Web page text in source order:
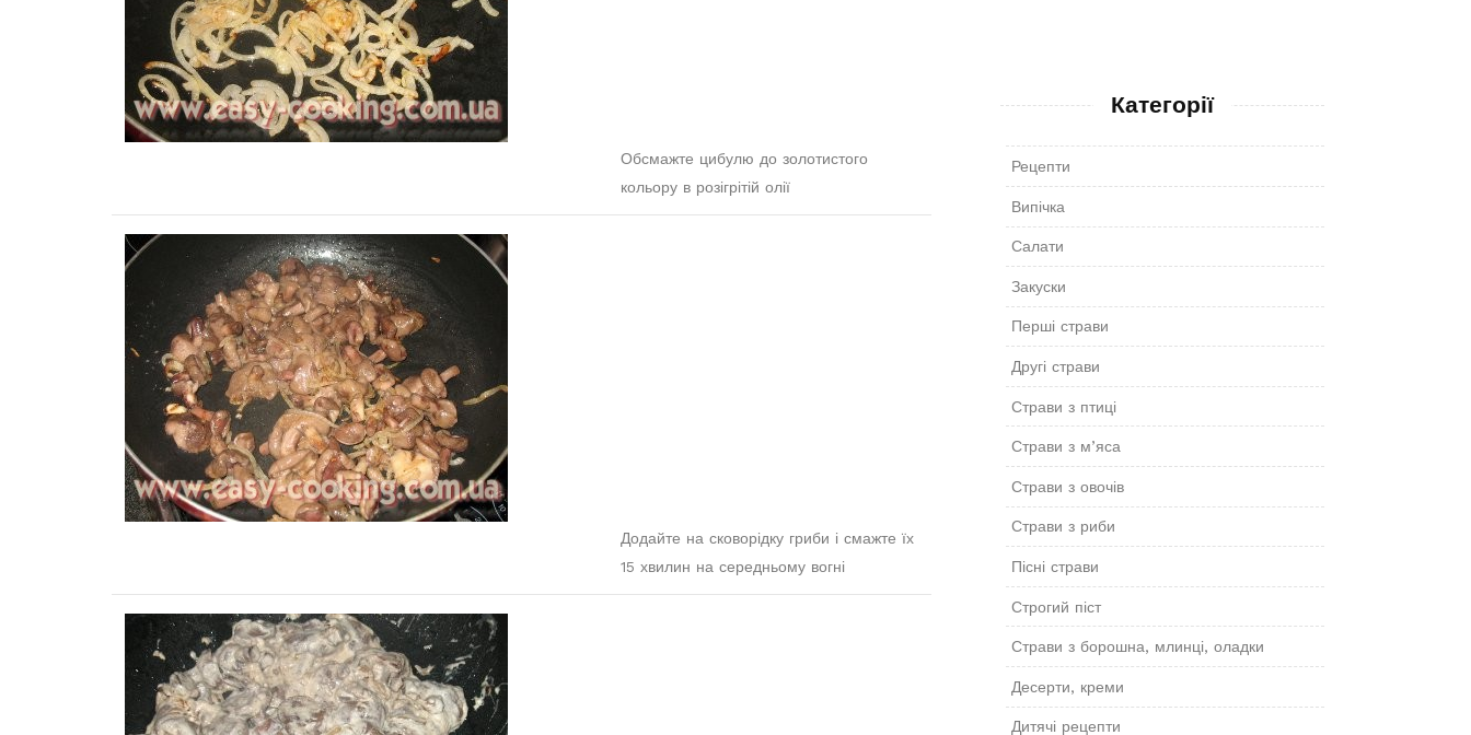
Обсмажте цибулю до золотистого
кольору в розігрітій олії
Додайте на сковорідку гриби і смажте їх
15 хвилин на середньому вогні
Категорії
Рецепти
Випічка
Салати
Закуски
Перші страви
Другі страви
Страви з птиці
Страви з м’яса
Страви з овочів
Страви з риби
Пісні страви
Строгий піст
Страви з борошна, млинці, оладки
Десерти, креми
Дитячі рецепти